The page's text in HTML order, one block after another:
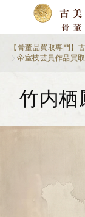
【骨董品買取専門】
帝室技芸員作品買取
竹内栖